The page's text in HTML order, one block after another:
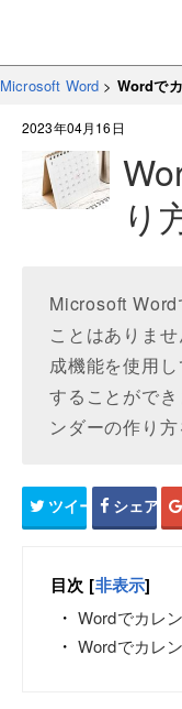
Microsoft Word > Wordで
2023年04月16日
り
Microsoft Word
ことはありま
成機能を使用
することがで
ンダーの作り方
ツイート シェア
目次 [非表示]
Wordでカレ
Wordでカレ